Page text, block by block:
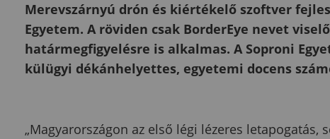
Merevszárnyú drón és kiértékelő szoftver
Egyetem. A röviden csak BorderEye nevet
határmegfigyelésre is alkalmas. A Soproni
külügyi dékánhelyettes, egyetemi docens
„Magyarországon az első légi lézeres